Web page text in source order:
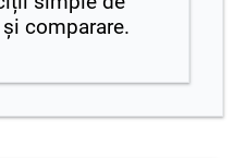
comparare.